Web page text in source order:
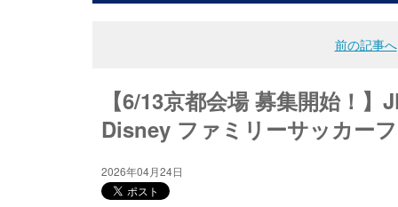
前の記事へ
【6/13京都会場 募集開始！
Disney ファミリーサッカー
2026年04月24日